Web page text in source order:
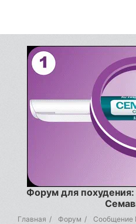
Форум для
Главная Форум Сообщение